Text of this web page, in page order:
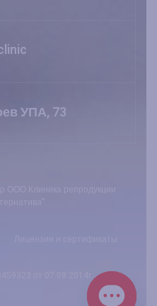
УПА, 73